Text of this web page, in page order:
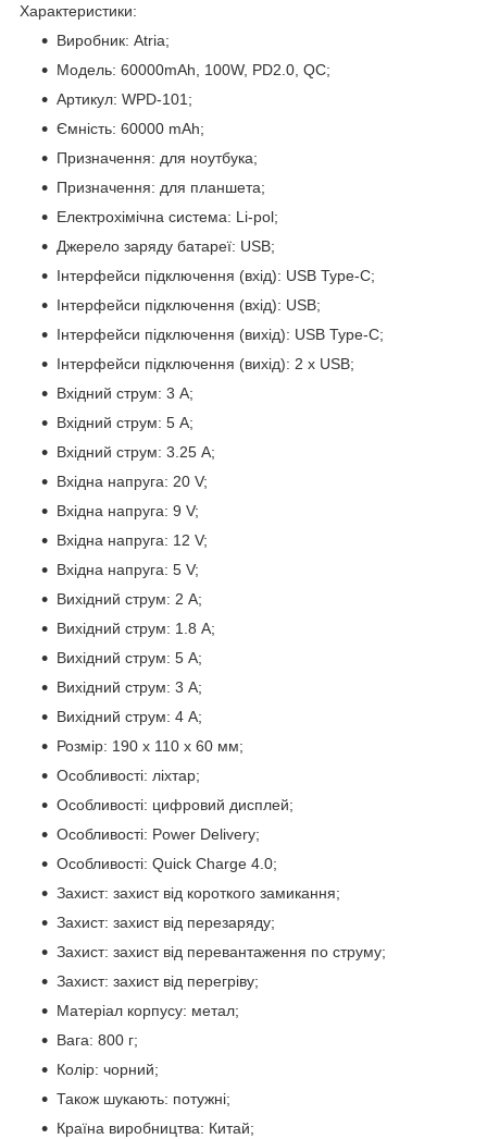
Характеристики:
Виробник: Atria;
Модель: 60000mAh, 100W, PD2.0, QC;
Артикул: WPD-101;
Ємність: 60000 mAh;
Призначення: для ноутбука;
Призначення: для планшета;
Електрохімічна система: Li-pol;
Джерело заряду батареї: USB;
Інтерфейси підключення (вхід): USB Type-C;
Інтерфейси підключення (вхід): USB;
Інтерфейси підключення (вихід): USB Type-C;
Інтерфейси підключення (вихід): 2 х USB;
Вхідний струм: 3 A;
Вхідний струм: 5 А;
Вхідний струм: 3.25 А;
Вхідна напруга: 20 V;
Вхідна напруга: 9 V;
Вхідна напруга: 12 V;
Вхідна напруга: 5 V;
Вихідний струм: 2 A;
Вихідний струм: 1.8 A;
Вихідний струм: 5 A;
Вихідний струм: 3 A;
Вихідний струм: 4 A;
Розмір: 190 х 110 х 60 мм;
Особливості: ліхтар;
Особливості: цифровий дисплей;
Особливості: Power Delivery;
Особливості: Quick Charge 4.0;
Захист: захист від короткого замикання;
Захист: захист від перезаряду;
Захист: захист від перевантаження по струму;
Захист: захист від перегріву;
Матеріал корпусу: метал;
Вага: 800 г;
Колір: чорний;
Також шукають: потужні;
Країна виробництва: Китай;